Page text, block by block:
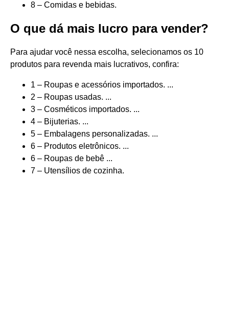
8 – Comidas e bebidas.
O que dá mais lucro para vender?
Para ajudar você nessa escolha, selecionamos os 10
produtos para revenda mais lucrativos, confira:
1 – Roupas e acessórios importados. ...
2 – Roupas usadas. ...
3 – Cosméticos importados. ...
4 – Bijuterias. ...
5 – Embalagens personalizadas. ...
6 – Produtos eletrônicos. ...
6 – Roupas de bebê ...
7 – Utensílios de cozinha.